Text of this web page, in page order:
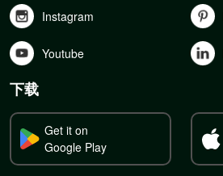
Instagram
Youtube
下载
Get it on
Google Play